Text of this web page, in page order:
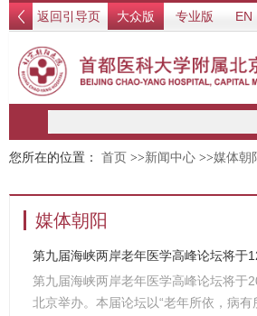
返回引导页 大众版 专业版 EN
您所在的位置： 首页 >>新闻中心 >>媒体朝
媒体朝阳
第九届海峡两岸老年医学高峰论坛将于
第九届海峡两岸老年医学高峰论坛将于
北京举办。本届论坛以“老年所依，病有